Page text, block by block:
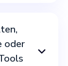
oder